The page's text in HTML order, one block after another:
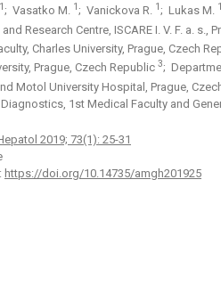
1 ; Vasatko M. 1 ; Vanickova R. 1 ; Lukas M.
Research Centre, ISCARE I. V. F. a. s.,
Charles University, Prague, Czech
Prague, Czech Republic 3;
Motol University Hospital, Prague,
1st Medical Faculty and
2019; 73(1): 25-31
https://doi.org/10.14735/amgh201925